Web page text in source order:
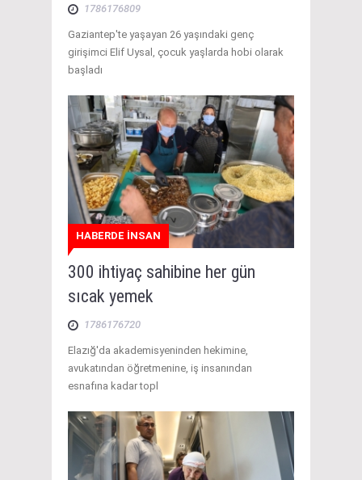
1786176809
Gaziantep'te yaşayan 26 yaşındaki genç
girişimci Elif Uysal, çocuk yaşlarda hobi olarak
başladı
HABERDE İNSAN
300 ihtiyaç sahibine her gün
sıcak yemek
1786176720
Elazığ'da akademisyeninden hekimine,
avukatından öğretmenine, iş insanından
esnafına kadar topl